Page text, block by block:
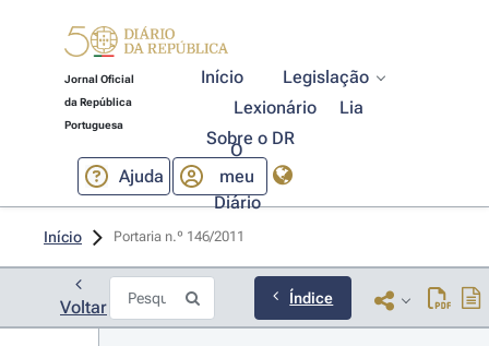
Jornal Oficial
da República
Portuguesa
Início
Legislação
Lexionário
Lia
Sobre o DR
Ajuda
O
meu
Diário
Início Portaria n.º 146/2011
Voltar Índice